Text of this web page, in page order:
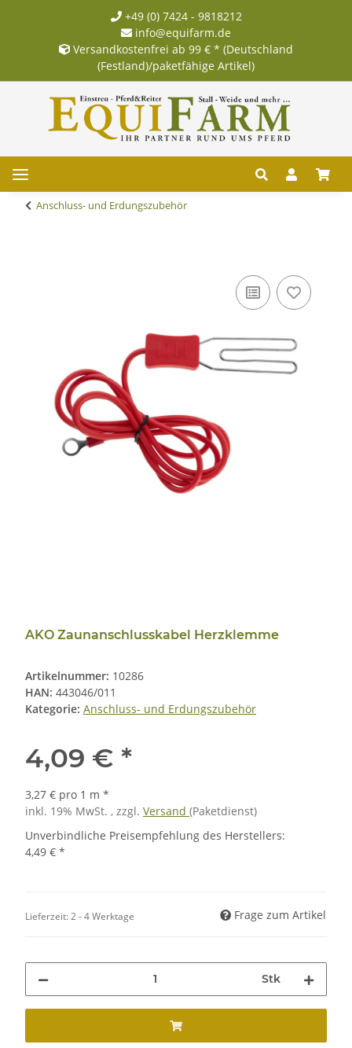
+49 (0) 7424 - 9818212
info@equifarm.de
Versandkostenfrei ab 99 € * (Deutschland
(Festland)/paketfähige Artikel)
Anschluss- und Erdungszubehör
AKO Zaunanschlusskabel Herzklemme
Artikelnummer: 10286
HAN: 443046/011
Kategorie: Anschluss- und Erdungszubehör
4,09 € *
3,27 € pro 1 m *
inkl. 19% MwSt. , zzgl. Versand (Paketdienst)
Unverbindliche Preisempfehlung des Herstellers:
4,49 € *
Lieferzeit:2 - 4 Werktage Frage zum Artikel
Stk